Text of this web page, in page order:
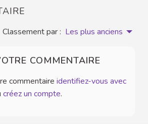
Classement par : Les plus anciens
COMMENTAIRE
commentaire identifiez-vous avec
créez un compte.